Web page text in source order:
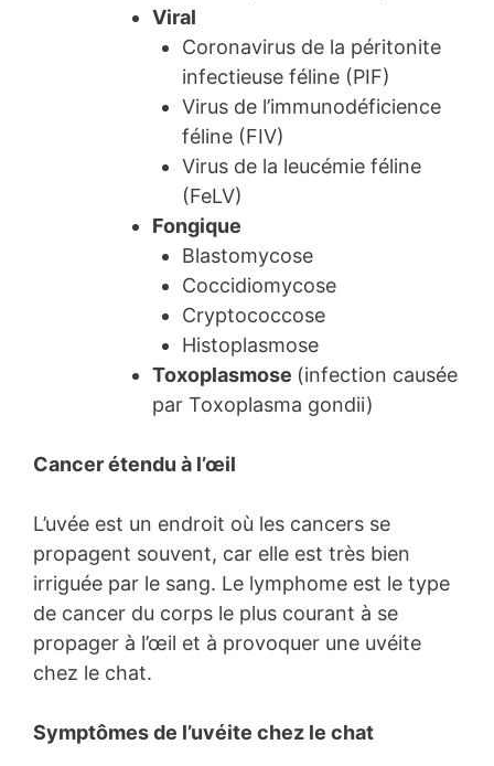
Viral
Coronavirus de la péritonite
infectieuse féline (PIF)
Virus de l’immunodéficience
féline (FIV)
Virus de la leucémie féline
(FeLV)
Fongique
Blastomycose
Coccidiomycose
Cryptococcose
Histoplasmose
Toxoplasmose (infection causée
par Toxoplasma gondii)
Cancer étendu à l’œil
L’uvée est un endroit où les cancers se
propagent souvent, car elle est très bien
irriguée par le sang. Le lymphome est le type
de cancer du corps le plus courant à se
propager à l’œil et à provoquer une uvéite
chez le chat.
Symptômes de l’uvéite chez le chat